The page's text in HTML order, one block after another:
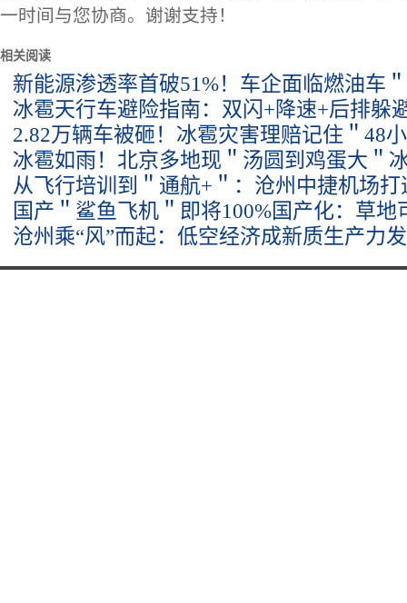
一时间与您协商。谢谢支持！
相关阅读
新能源渗透率首破51%！车企面临燃油车
冰雹天行车避险指南：双闪+降速+后排躲
2.82万辆车被砸！冰雹灾害理赔记住＂48
冰雹如雨！北京多地现＂汤圆到鸡蛋大＂
从飞行培训到＂通航+＂：沧州中捷机场
国产＂鲨鱼飞机＂即将100%国产化：草地
沧州乘“风”而起：低空经济成新质生产力